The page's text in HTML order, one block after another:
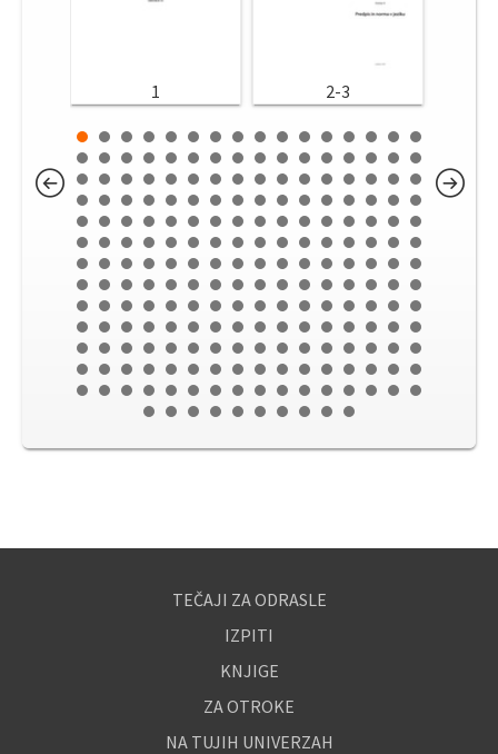
1 2-3
TEČAJI ZA ODRASLE
IZPITI
KNJIGE
ZA OTROKE
NA TUJIH UNIVERZAH